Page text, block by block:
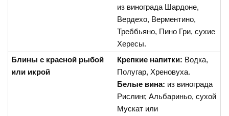
из винограда Шардоне,
Вердехо, Верментино,
Треббьяно, Пино Гри, сухие
Хересы.
Блины с красной рыбой
или икрой
Крепкие напитки: Водка,
Полугар, Хреновуха.
Белые вина: из винограда
Рислинг, Альбариньо, сухой
Мускат или